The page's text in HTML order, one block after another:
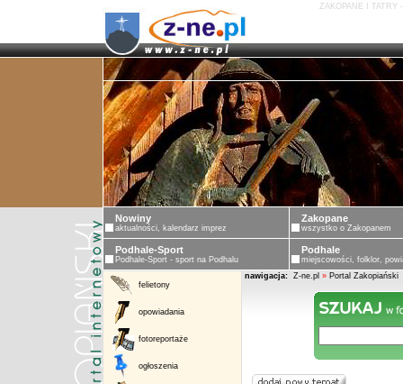
ZAKOPANE I TATRY
Nowiny
aktualności, kalendarz imprez
Zakopane
wszystko o Zakopanem
Podhale-Sport
Podhale-Sport - sport na Podhalu
Podhale
miejscowości, folklor,
felietony
opowiadania
fotoreportaże
ogłoszenia
nawigacja: Z-ne.pl » Portal Zakopiański